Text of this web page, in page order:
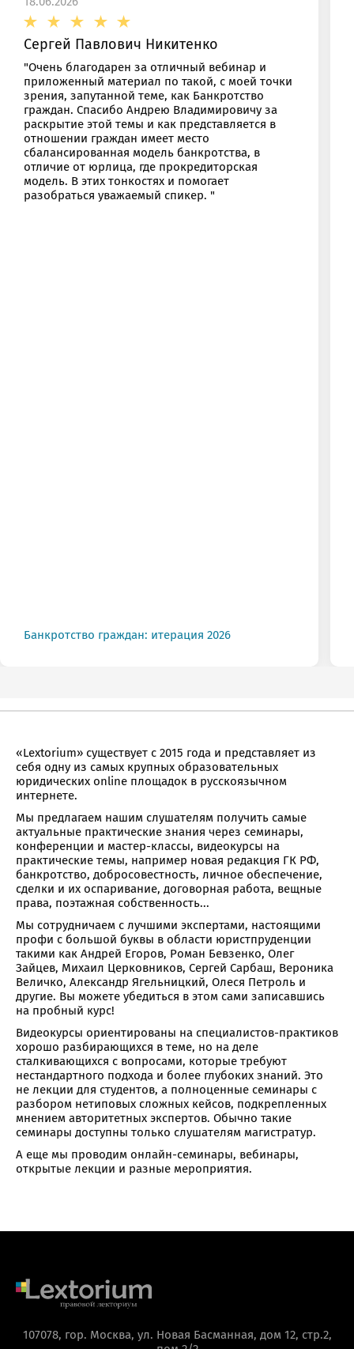
Сергей Павлович Никитенко
"Очень благодарен за отличный вебинар и
приложенный материал по такой, с моей точки
зрения, запутанной теме, как Банкротство
граждан. Спасибо Андрею Владимировичу за
раскрытие этой темы и как представляется в
отношении граждан имеет место
сбалансированная модель банкротства, в
отличие от юрлица, где прокредиторская
модель. В этих тонкостях и помогает
разобраться уважаемый спикер. "
Банкротство граждан: итерация 2026
«Lextorium» существует с 2015 года и представляет из
себя одну из самых крупных образовательных
юридических online площадок в русскоязычном
интернете.
Мы предлагаем нашим слушателям получить самые
актуальные практические знания через семинары,
конференции и мастер-классы, видеокурсы на
практические темы, например новая редакция ГК РФ,
банкротство, добросовестность, личное обеспечение,
сделки и их оспаривание, договорная работа, вещные
права, поэтажная собственность...
Мы сотрудничаем с лучшими экспертами, настоящими
профи с большой буквы в области юристпруденции
такими как Андрей Егоров, Роман Бевзенко, Олег
Зайцев, Михаил Церковников, Сергей Сарбаш, Вероника
Величко, Александр Ягельницкий, Олеся Петроль и
другие. Вы можете убедиться в этом сами записавшись
на пробный курс!
Видеокурсы ориентированы на специалистов-практиков
хорошо разбирающихся в теме, но на деле
сталкивающихся с вопросами, которые требуют
нестандартного подхода и более глубоких знаний. Это
не лекции для студентов, а полноценные семинары с
разбором нетиповых сложных кейсов, подкрепленных
мнением авторитетных экспертов. Обычно такие
семинары доступны только слушателям магистратур.
А еще мы проводим онлайн-семинары, вебинары,
открытые лекции и разные мероприятия.
107078, гор. Москва, ул. Новая Басманная, дом 12, стр.2,